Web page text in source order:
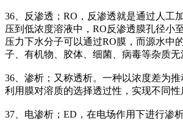
36、反渗透；RO，反渗透就是通过人工
压到低浓度溶液中，RO反渗透膜孔径小
压力下水分子可以通过RO膜，而源水中
子、有机物、胶体、细菌、病毒等杂质无
36、渗析；又称透析。一种以浓度差为推
利用膜对溶质的选择透过性，实现不同性
37、电渗析；ED，在电场作用下进行渗